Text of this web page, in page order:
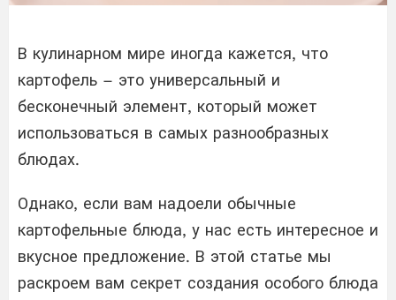
В кулинарном мире иногда кажется, что
картофель – это универсальный и
бесконечный элемент, который может
использоваться в самых разнообразных
блюдах.
Однако, если вам надоели обычные
картофельные блюда, у нас есть интересное и
вкусное предложение. В этой статье мы
раскроем вам секрет создания особого блюда